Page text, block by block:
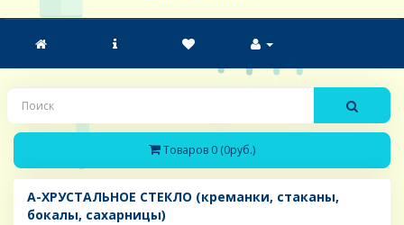
Товаров 0 (0руб.)
A-ХРУСТАЛЬНОЕ СТЕКЛО (креманки, стаканы,
бокалы, сахарницы)